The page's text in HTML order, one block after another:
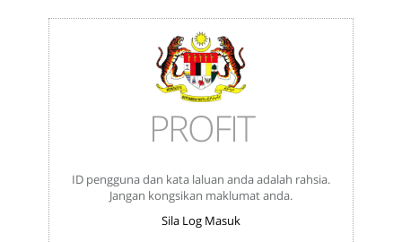
PROFIT
ID pengguna dan kata laluan anda adalah rahsia.
Jangan kongsikan maklumat anda.
Sila Log Masuk